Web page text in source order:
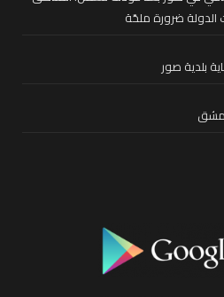
ضرورة ملحّة